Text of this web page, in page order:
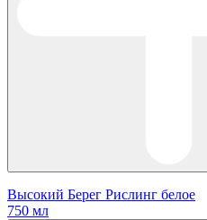
Высокий Берег Рислинг белое
750 мл